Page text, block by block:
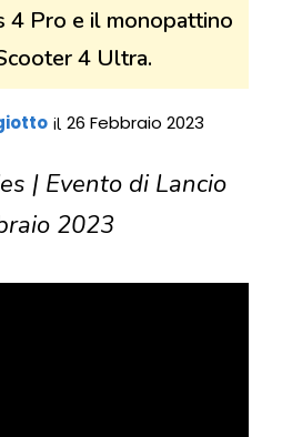
4 Pro e il monopattino
4 Ultra.
il 26 Febbraio 2023
| Evento di Lancio
2023